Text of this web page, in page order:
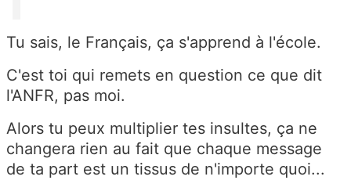
Tu sais, le Français, ça s'apprend à l'école.
C'est toi qui remets en question ce que dit
l'ANFR, pas moi.
Alors tu peux multiplier tes insultes, ça ne
changera rien au fait que chaque message
de ta part est un tissus de n'importe quoi...